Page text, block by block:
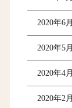
2020年6月
2020年5月
2020年4月
2020年2月